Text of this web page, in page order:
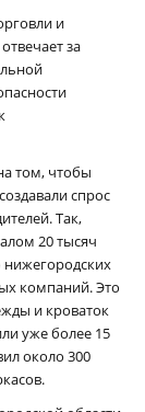
и
за
том, чтобы
спрос
Так,
20 тысяч
компаний. Это
и кроваток
уже более 15
около 300